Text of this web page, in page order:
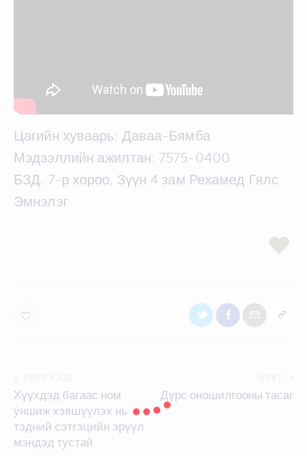
Цагийн хуваарь: Даваа-Бямба
Мэдээллийн ажилтан: 7575-0400
БЗД. 7-р хороо, Зүүн 4 зам Рехамед Гялс
Эмнэлэг
navigation
Хүүхдэд багаас ном
уншиж хэвшүүлэх нь
тэдний сэтгэцийн эрүүл
мэндэд тустай
Дүрс оношилгооны тасаг